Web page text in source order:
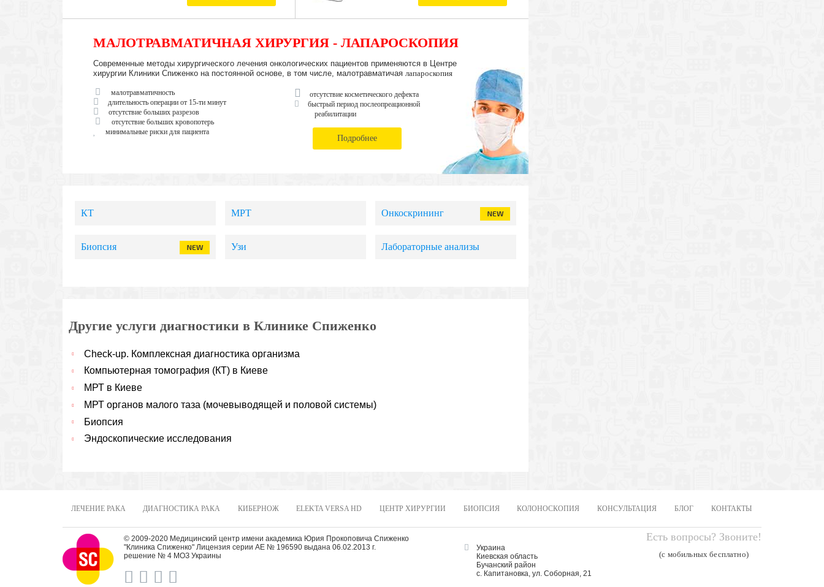
МАЛОТРАВМАТИЧНАЯ ХИРУРГИЯ - ЛАПАРОСКОПИЯ
Современные методы хирургического лечения онкологических пациентов применяются в Центре
хирургии Клиники Спиженко на постоянной основе, в том числе, малотравматичая лапароскопия
малотравматичность
длительность операции от 15-ти минут
отсутствие больших разрезов
отсутствие больших кровопотерь
минимальные риски для пациента
отсутствие косметического дефекта
быстрый период послеопреационной
реабилитации
Подробнее
КТ МРТ Онкоскрининг
Биопсия Узи Лабораторные анализы
Другие услуги диагностики в Клинике Спиженко
Check-up. Комплексная диагностика организма
Компьютерная томография (КТ) в Киеве
МРТ в Киеве
МРТ органов малого таза (мочевыводящей и половой системы)
Биопсия
Эндоскопические исследования
ЛЕЧЕНИЕ РАКА ДИАГНОСТИКА РАКА КИБЕРНОЖ ELEKTA VERSA HD ЦЕНТР ХИРУРГИИ БИОПСИЯ КОЛОНОСКОПИЯ КОНСУЛЬТАЦИЯ БЛОГ КОНТАКТЫ
© 2009-2020 Медицинский центр имени академика Юрия Прокоповича Спиженко
"Клиника Спиженко" Лицензия серии АЕ № 196590 выдана 06.02.2013 г.
решение № 4 МОЗ Украины
Украина
Киевская область
Бучанский район
с. Капитановка, ул. Соборная, 21
Есть вопросы? Звоните!
(с мобильных бесплатно)